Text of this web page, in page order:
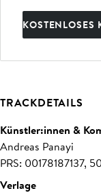
KOSTENLOSES
TRACKDETAILS
Künstler:innen &
Andreas Panayi
PRS: 00178187137,
Verlage